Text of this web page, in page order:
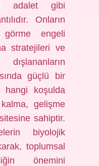
adalet gibi
Onların
görme engeli
stratejileri ve
güçlü bir
koşulda
gelişme
sahiptir.
biyolojik
toplumsal
önemini